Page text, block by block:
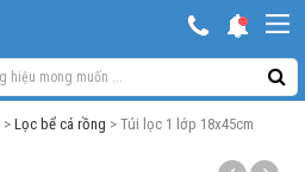
>Lọc bể cá rồng > Túi lọc 1 lớp 18x45cm
Hồ ngoài trời & phụ kiện